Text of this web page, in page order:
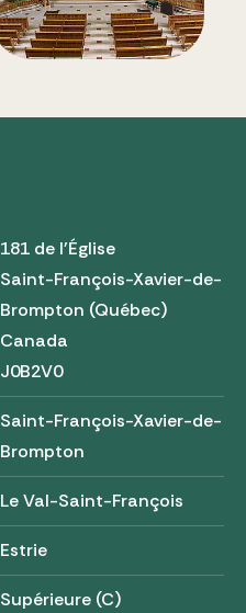
181 de l'Église
Saint-François-Xavier-de-
Brompton (Québec)
Canada
J0B2V0
Saint-François-Xavier-de-
Brompton
Le Val-Saint-François
Estrie
Supérieure (C)